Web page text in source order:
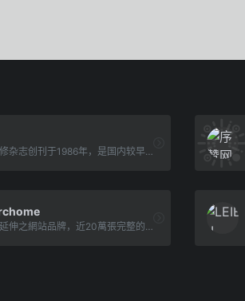
室内设计与装修杂志创刊于1986年，是国内较早的室内设计专业杂志，杂志宗旨是传播建筑与室内文化，促进建筑与室内设计行业在中国的发展。定期向读者介绍优秀的国内外室内设计案例，展示国内外设计精品，介绍建筑与室内装修新知识、装饰新材料，使设计师了解建筑与室内设计的发展趋势；及时报道居室装修的流行趋势，不断推出优秀案例及居室用品，拓宽视野，提高设计能力。
漂亮家居雜誌延伸之網站品牌，近20萬張完整的室內設計裝潢圖片、大量裝修與室內設計資料庫可供搜尋，提供最精準、快速找室內設計師的配對服務，買家具、看廚房衛浴設...